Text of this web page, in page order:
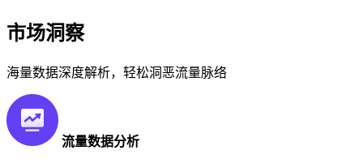
市场洞察
海量数据深度解析，轻松洞恶流量脉络
流量数据分析